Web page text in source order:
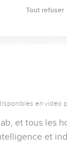
en
en vidéo
et tous les
et
Tout refuser